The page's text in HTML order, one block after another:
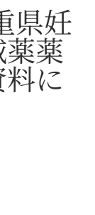
県妊
薬
に